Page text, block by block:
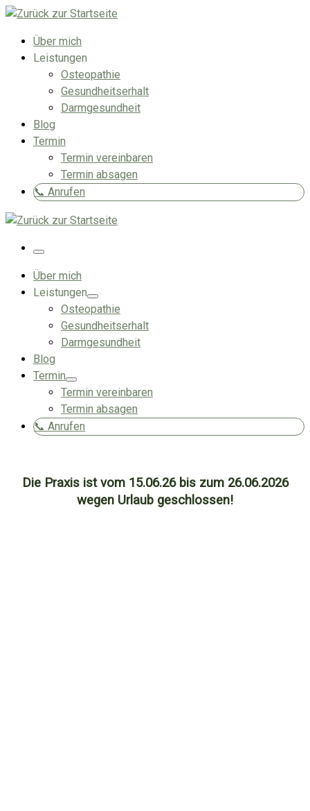
Zum
springenÜber mich
Leistungen
Osteopathie
Gesundheitserhalt
Darmgesundheit
Blog
Termin
Termin vereinbaren
Termin absagen
📞 Anrufen
Menü
Über mich
Leistungen
Osteopathie
Gesundheitserhalt
Darmgesundheit
Blog
Termin
Termin vereinbaren
Termin absagen
📞 Anrufen
Die Praxis ist vom 15.06.26 bis zum 26.06.2026
wegen Urlaub geschlossen!